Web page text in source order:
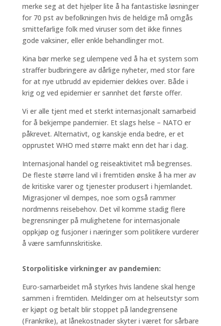
merke seg at det hjelper lite å ha fantastiske løsninger
for 70 pst av befolkningen hvis de heldige må omgås
smittefarlige folk med viruser som det ikke finnes
gode vaksiner, eller enkle behandlinger mot.
Kina bør merke seg ulempene ved å ha et system som
straffer budbringere av dårlige nyheter, med stor fare
for at nye utbrudd av epidemier dekkes over. Både i
krig og ved epidemier er sannhet det første offer.
Vi er alle tjent med et sterkt internasjonalt samarbeid
for å bekjempe pandemier. Et slags helse – NATO er
påkrevet. Alternativt, og kanskje enda bedre, er et
opprustet WHO med større makt enn det har i dag.
Internasjonal handel og reiseaktivitet må begrenses.
De fleste større land vil i fremtiden ønske å ha mer av
de kritiske varer og tjenester produsert i hjemlandet.
Migrasjoner vil dempes, noe som også rammer
nordmenns reisebehov. Det vil komme stadig flere
begrensninger på mulighetene for internasjonale
oppkjøp og fusjoner i næringer som politikere vurderer
å være samfunnskritiske.
Storpolitiske virkninger av pandemien:
Euro-samarbeidet må styrkes hvis landene skal henge
sammen i fremtiden. Meldinger om at helseutstyr som
er kjøpt og betalt blir stoppet på landegrensene
(Frankrike), at lånekostnader skyter i været for sårbare